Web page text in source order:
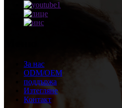
За нас
ODM/OEM
поддържа
Изтегляне
Контакт